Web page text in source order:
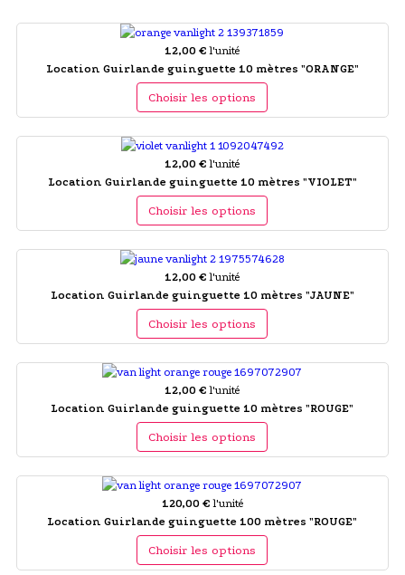
12,00 € l'unité
Location Guirlande guinguette 10 mètres "ORANGE"
Choisir les options
12,00 € l'unité
Location Guirlande guinguette 10 mètres "VIOLET"
Choisir les options
12,00 € l'unité
Location Guirlande guinguette 10 mètres "JAUNE"
Choisir les options
12,00 € l'unité
Location Guirlande guinguette 10 mètres "ROUGE"
Choisir les options
120,00 € l'unité
Location Guirlande guinguette 100 mètres "ROUGE"
Choisir les options